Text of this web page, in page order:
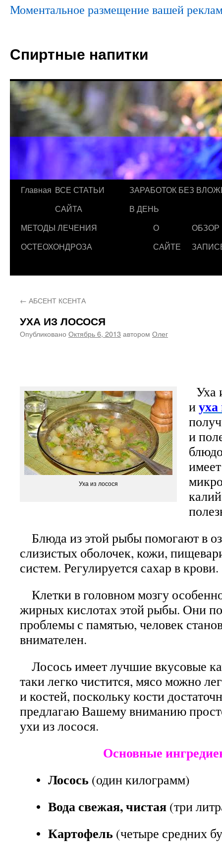
Моментальное размещение вашей
Спиртные напитки
Главная ВСЕ СТАТЬИ
САЙТА
ЗАРАБОТОК БЕЗ
В ДЕНЬ
МЕТОДЫ ЛЕЧЕНИЯ
ОСТЕОХОНДРОЗА
О
САЙТЕ
ОБЗОР
← АБСЕНТ КСЕНТА
УХА ИЗ ЛОСОСЯ
Опубликовано Октябрь 6, 2013 автором Олег
Уха из лосося
Уха
и
и
Блюда из этой рыбы помогают в
слизистых оболочек, кожи,
систем. Регулируется сахар в крови.
Клетки в головном мозгу
жирных кислотах этой рыбы. Они
проблемы с памятью, человек
внимателен.
Лосось имеет лучшие вкусовые
таки легко чистится, мясо можно
и костей, поскольку кости
предлагаю Вашему вниманию
ухи из лосося.
Основные
• Лосось (один килограмм)
• Вода свежая, чистая (три
• Картофель (четыре средних